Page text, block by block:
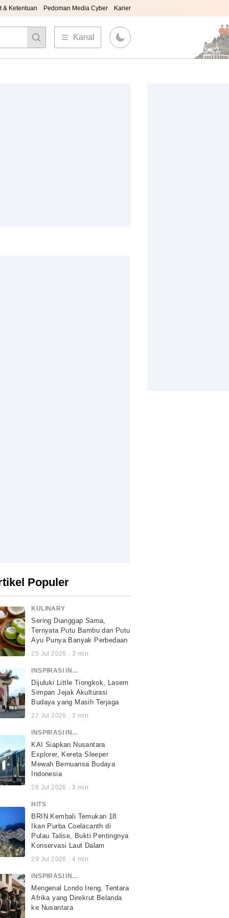
& Ketentuan Pedoman Media Cyber Karier
Kanal
Populer
KULINARY
Sering Dianggap Sama,
Ternyata Putu Bambu dan Putu
Ayu Punya Banyak Perbedaan
25 Jul 2026 . 3 min
INSPIRASI INDONESIA
Dijuluki Little Tiongkok, Lasem
Simpan Jejak Akulturasi
Budaya yang Masih Terjaga
27 Jul 2026 . 3 min
INSPIRASI INDONESIA
KAI Siapkan Nusantara
Explorer, Kereta Sleeper
Mewah Bernuansa Budaya
Indonesia
28 Jul 2026 . 3 min
HITS
BRIN Kembali Temukan 18
Ikan Purba Coelacanth di
Pulau Talise, Bukti Pentingnya
Konservasi Laut Dalam
29 Jul 2026 . 4 min
INSPIRASI INDONESIA
Mengenal Londo Ireng, Tentara
Afrika yang Direkrut Belanda
ke Nusantara